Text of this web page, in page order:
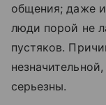
общения; даже
люди порой не
пустяков.
серьезны.